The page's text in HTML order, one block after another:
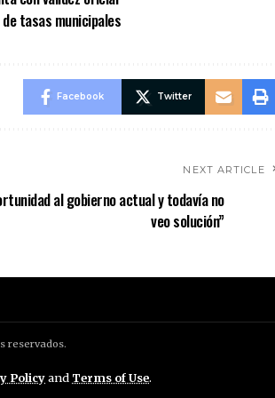
Policyand Terms of Use.
tasas municipales
Facebook Twitter
NEXT ARTICLE
al gobierno actual y todavía no
veo solución”
reservados.
Política de Cookies